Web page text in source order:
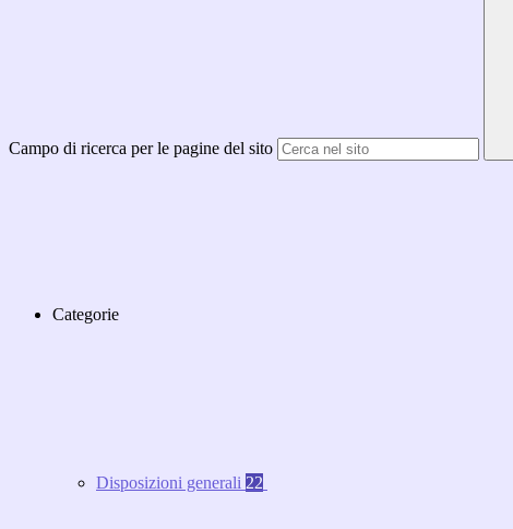
Campo di ricerca per le pagine del sito
Categorie
Disposizioni generali 22